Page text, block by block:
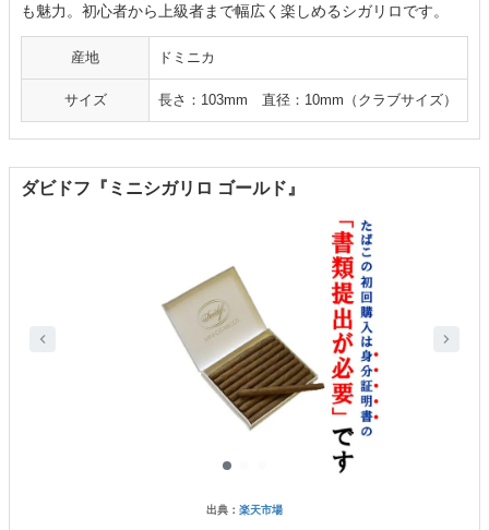
も魅力。初心者から上級者まで幅広く楽しめるシガリロです。
産地 ドミニカ
サイズ 長さ：103mm 直径：10mm（クラブサイズ）
ダビドフ『ミニシガリロ ゴールド』
出典： 楽天市場